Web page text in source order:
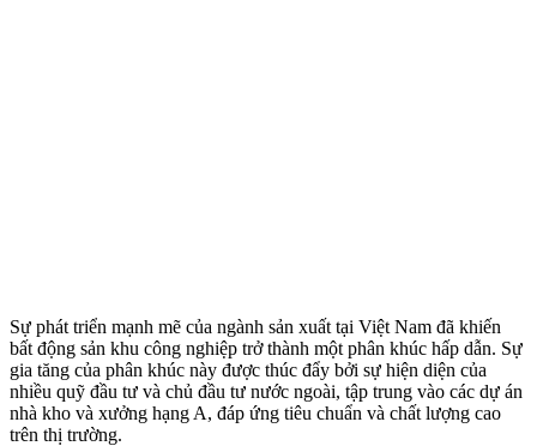
Sự phát triển mạnh mẽ của ngành sản xuất tại Việt Nam đã khiến
bất động sản khu công nghiệp trở thành một phân khúc hấp dẫn. Sự
gia tăng của phân khúc này được thúc đẩy bởi sự hiện diện của
nhiều quỹ đầu tư và chủ đầu tư nước ngoài, tập trung vào các dự án
nhà kho và xưởng hạng A, đáp ứng tiêu chuẩn và chất lượng cao
trên thị trường.